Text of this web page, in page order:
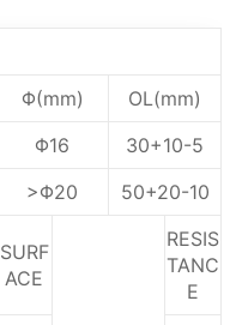
Φ(mm)
OL(mm)
Φ16
30+10-5
>Φ20
50+20-10
SURF
ACE
RESIS
TANC
E